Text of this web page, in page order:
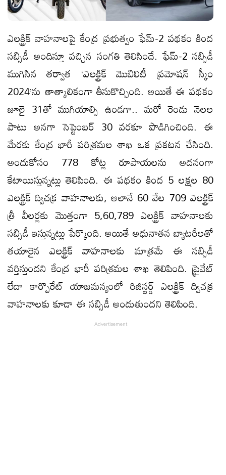
ఎలక్ట్రిక్ వాహనాలపై కేంద్ర ప్రభుత్వం ఫేమ్-2 పథకం కింద
సబ్సిడీ అందిస్తూ వచ్చిన సంగతి తెలిసిందే. ఫేమ్-2 సబ్సిడీ
ముగిసిన తర్వాత ‘ఎలక్ట్రిక్ మొబిలిటీ ప్రమోషన్ స్కీం
2024’ను తాత్కాలికంగా తీసుకొచ్చింది. అయితే ఈ పథకం
జూలై 31తో ముగియాల్సి ఉండగా.. మరో రెండు నెలల
పాటు అనగా సెప్టెంబర్ 30 వరకూ పొడిగించింది. ఈ
మేరకు కేంద్ర భారీ పరిశ్రమల శాఖ ఒక ప్రకటన చేసింది.
అందుకోసం 778 కోట్ల రూపాయలను అదనంగా
కేటాయిస్తున్నట్లు తెలిపింది. ఈ పథకం కింద 5 లక్షల 80
ఎలక్ట్రిక్ ద్విచక్ర వాహనాలకు, అలానే 60 వేల 709 ఎలక్ట్రిక్
త్రీ వీలర్లకు మొత్తంగా 5,60,789 ఎలక్ట్రిక్ వాహనాలకు
సబ్సిడీ ఇస్తున్నట్లు పేర్కొంది. అయితే అధునాతన బ్యాటరీలతో
తయారైన ఎలక్ట్రిక్ వాహనాలకు మాత్రమే ఈ సబ్సిడీ
వర్తిస్తుందని కేంద్ర భారీ పరిశ్రమల శాఖ తెలిపింది. ప్రైవేట్
లేదా కార్పొరేట్ యాజమన్యంలో రిజిస్టర్డ్ ఎలక్ట్రిక్ ద్విచక్ర
వాహనాలకు కూడా ఈ సబ్సిడీ అందుతుందని తెలిపింది.